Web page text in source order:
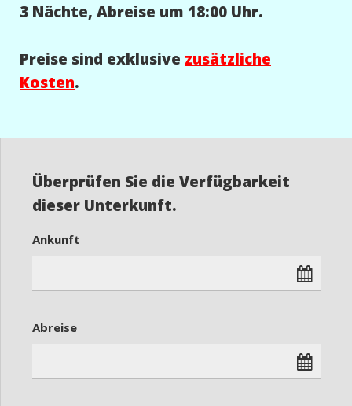
3 Nächte, Abreise um 18:00 Uhr.
Preise sind exklusive zusätzliche
Kosten.
Überprüfen Sie die Verfügbarkeit
dieser Unterkunft.
Ankunft
Abreise